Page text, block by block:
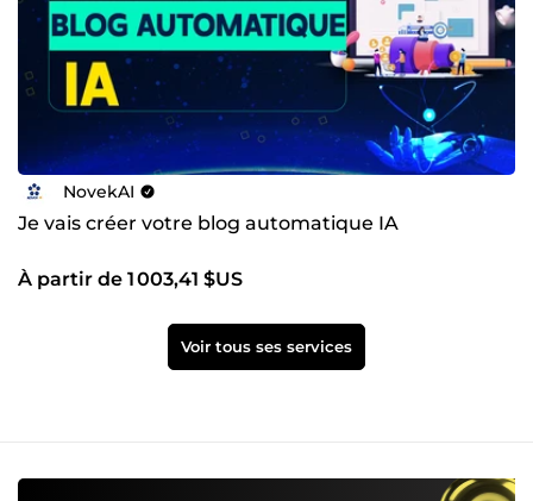
NovekAI
Je vais créer votre blog automatique IA
À partir de 1 003,41 $US
Voir tous ses services